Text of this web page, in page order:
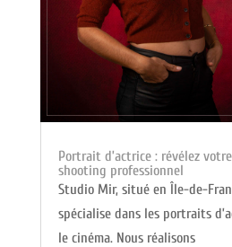
Portrait d’actrice : révélez
shooting professionnel
Studio Mir, situé en Île-de-
spécialise dans les portraits
le cinéma. Nous réalisons